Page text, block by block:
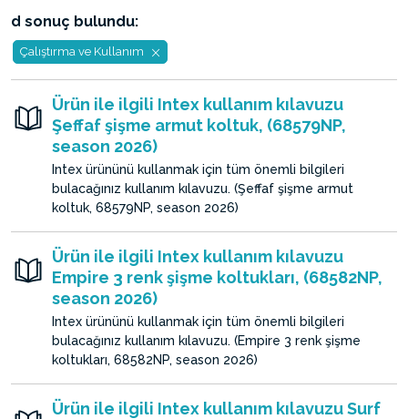
d sonuç bulundu:
Çalıştırma ve Kullanım
Ürün ile ilgili Intex kullanım kılavuzu
Şeffaf şişme armut koltuk, (68579NP,
season 2026)
Intex ürününü kullanmak için tüm önemli bilgileri
bulacağınız kullanım kılavuzu. (Şeffaf şişme armut
koltuk, 68579NP, season 2026)
Ürün ile ilgili Intex kullanım kılavuzu
Empire 3 renk şişme koltukları, (68582NP,
season 2026)
Intex ürününü kullanmak için tüm önemli bilgileri
bulacağınız kullanım kılavuzu. (Empire 3 renk şişme
koltukları, 68582NP, season 2026)
Ürün ile ilgili Intex kullanım kılavuzu Surf